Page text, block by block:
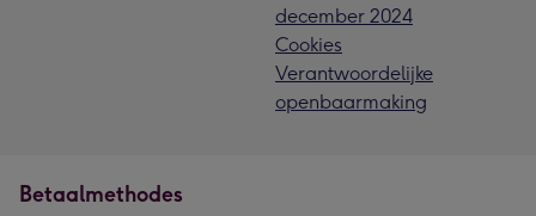
december 2024
Cookies
Verantwoordelijke
openbaarmaking
Betaalmethodes